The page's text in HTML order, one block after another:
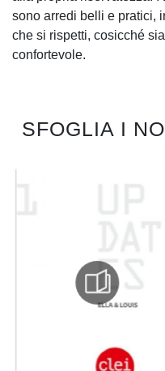
sono arredi belli e pratici,
che si rispetti, cosicché
confortevole.
SFOGLIA I